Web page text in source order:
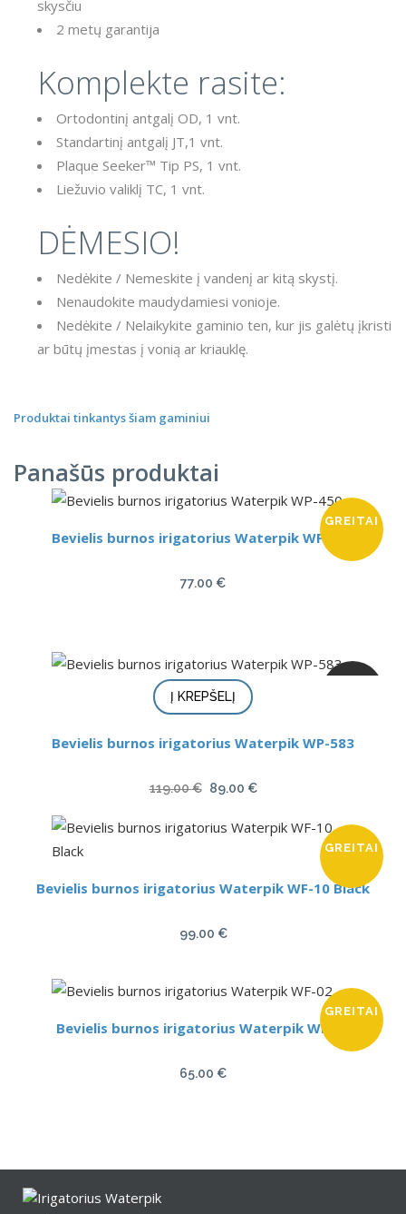
skysčiu
2 metų garantija
Komplekte rasite:
Ortodontinį antgalį OD, 1 vnt.
Standartinį antgalį JT,1 vnt.
Plaque Seeker™ Tip PS, 1 vnt.
Liežuvio valiklį TC, 1 vnt.
DĖMESIO!
Nedėkite / Nemeskite į vandenį ar kitą skystį.
Nenaudokite maudydamiesi vonioje.
Nedėkite / Nelaikykite gaminio ten, kur jis galėtų įkristi
ar būtų įmestas į vonią ar kriauklę.
Produktai tinkantys šiam gaminiui
Panašūs produktai
GREITAI
Bevielis burnos irigatorius Waterpik WP-450
77.00 €
Į KREPŠELĮ
Bevielis burnos irigatorius Waterpik WP-583
119.00€ Original
was:
89.00 €Current
is:
GREITAI
Bevielis burnos irigatorius Waterpik WF-10 Black
99.00 €
GREITAI
Bevielis burnos irigatorius Waterpik WF-02
65.00 €